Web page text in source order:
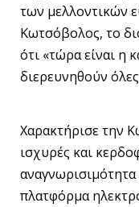
των μελλοντικών
Κωτσόβολος, το
ότι «τώρα είναι η
διερευνηθούν όλες
Χαρακτήρισε την
ισχυρές και
πλατφόρμα